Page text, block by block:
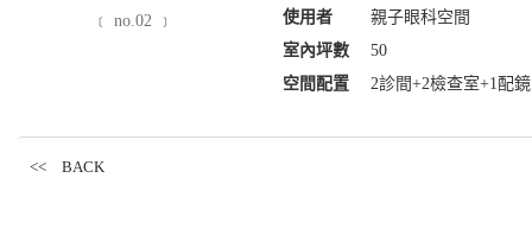
﹝ no.02 ﹞
使用者
親子眼科空間
室內坪數
50
空間配置
2診間+2檢查室+1配
<< BACK